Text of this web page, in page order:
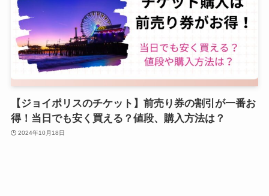
【ジョイポリスのチケット】前売り券の割引が一番お
得！当日でも安く買える？値段、購入方法は？
2024年10月18日